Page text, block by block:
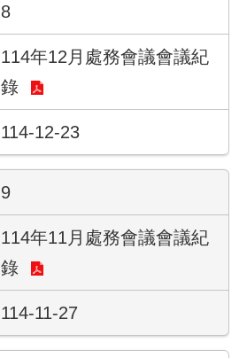
8
114年12月處務會議會議紀
錄
114-12-23
9
114年11月處務會議會議紀
錄
114-11-27